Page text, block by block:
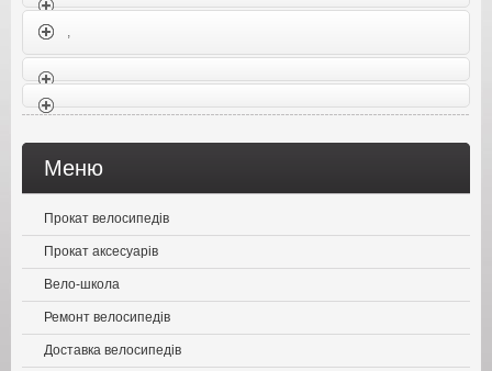
,
Меню
Прокат велосипедів
Прокат аксесуарів
Вело-школа
Ремонт велосипедів
Доставка велосипедів